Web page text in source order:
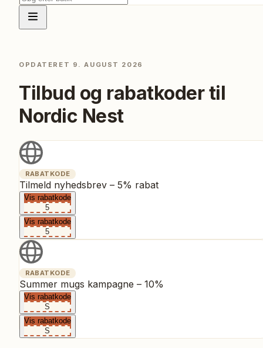
OPDATERET 9. AUGUST 2026
Tilbud og rabatkoder til
Nordic Nest
RABATKODE
Tilmeld nyhedsbrev – 5% rabat
Vis rabatkode
5
Vis rabatkode
5
RABATKODE
Summer mugs kampagne – 10%
Vis rabatkode
S
Vis rabatkode
S